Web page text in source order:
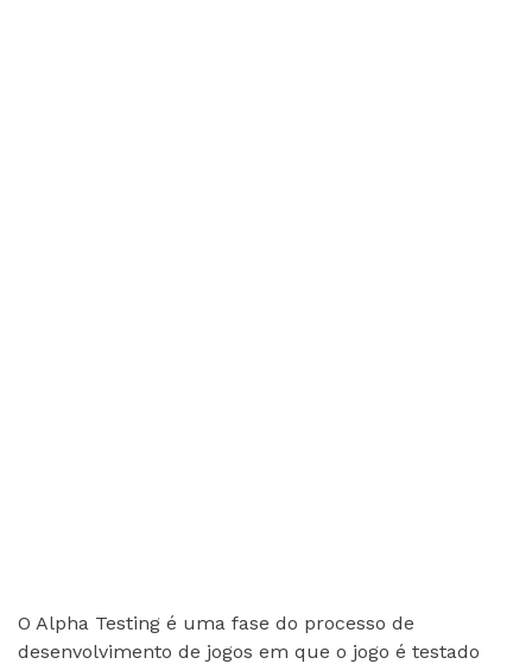
O Alpha Testing é uma fase do processo de
desenvolvimento de jogos em que o jogo é testado